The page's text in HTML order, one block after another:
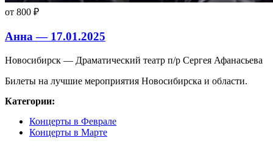
от 800 ₽
Анна — 17.01.2025
Новосибирск — Драматический театр п/р Сергея Афанасьева
Билеты на лучшие мероприятия Новосибирска и области.
Категории:
Концерты в Феврале
Концерты в Марте